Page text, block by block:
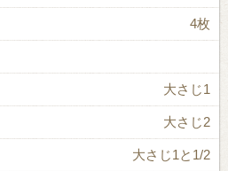
4枚
大さじ1
大さじ2
大さじ1と1/2